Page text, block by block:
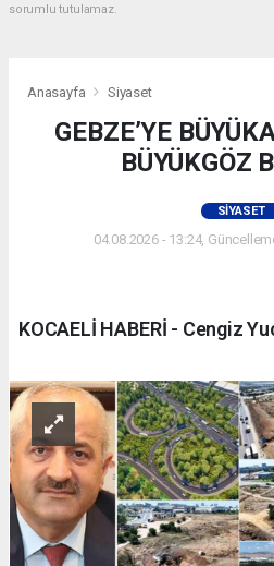
sorumlu tutulamaz.
Anasayfa Siyaset
GEBZE’YE
BÜYÜKGÖZ
SIYASET
04.08.2026 - 13:24,
KOCAELİ HABERİ - Cengiz